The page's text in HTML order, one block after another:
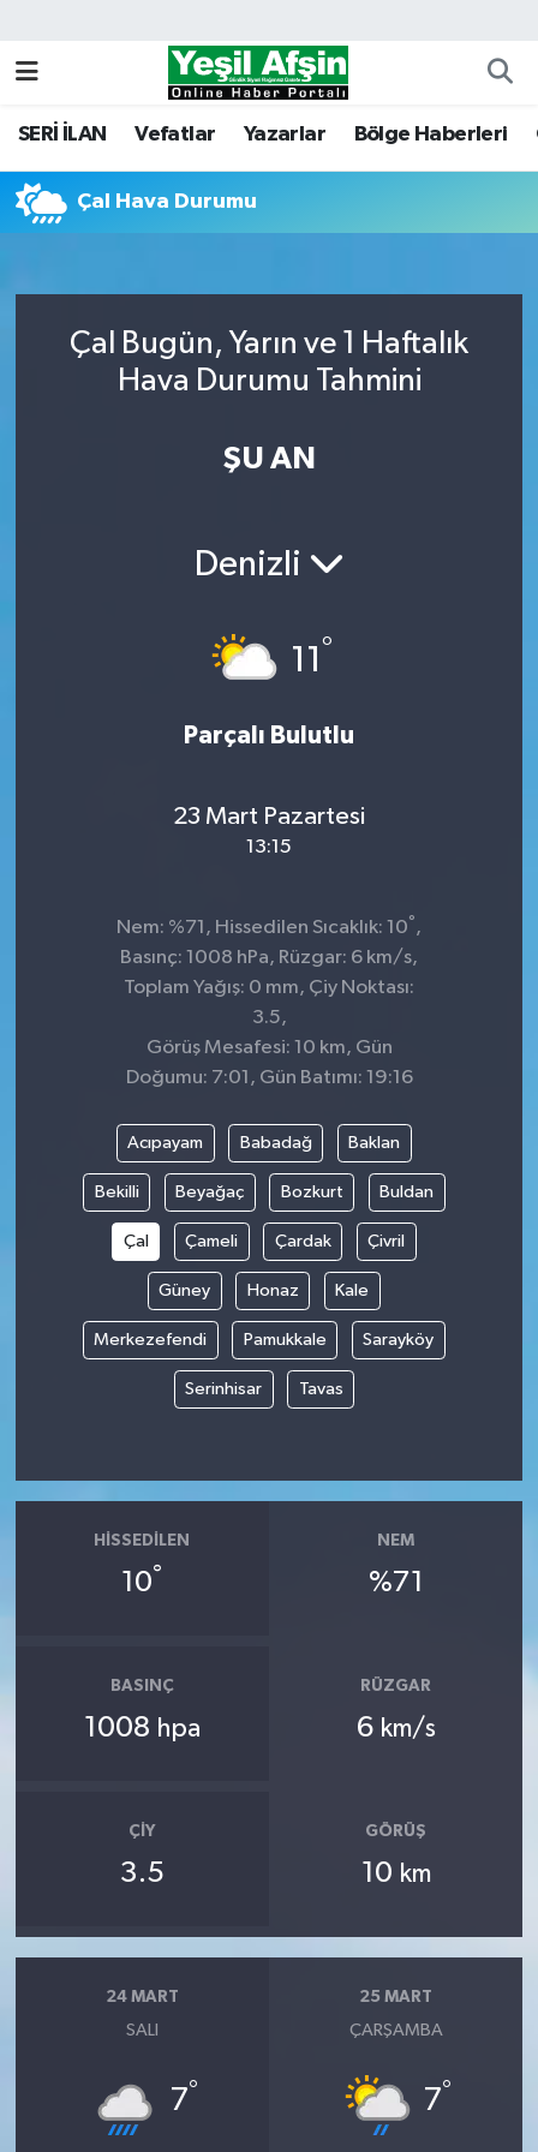
SERİ İLAN Vefatlar Yazarlar Bölge Haberleri
Çal Hava Durumu
Çal Bugün, Yarın ve 1 Haftalık
Hava Durumu Tahmini
ŞU AN
Denizli
11 °
Parçalı Bulutlu
23 Mart Pazartesi
13:15
Nem: %71, Hissedilen Sıcaklık: 10°,
Basınç: 1008 hPa, Rüzgar: 6 km/s,
Toplam Yağış: 0 mm, Çiy Noktası:
3.5,
Görüş Mesafesi: 10 km, Gün
Doğumu: 7:01, Gün Batımı: 19:16
Acıpayam Babadağ Baklan
Bekilli Beyağaç Bozkurt Buldan
Çal Çameli Çardak Çivril
Güney Honaz Kale
Merkezefendi Pamukkale Sarayköy
Serinhisar Tavas
HISSEDILEN
10°
NEM
%71
BASINÇ
1008 hpa
RÜZGAR
6 km/s
ÇIY
3.5
GÖRÜŞ
10 km
24 MART
SALI
7°
25 MART
ÇARŞAMBA
7°
Kahramanmaraş Nöbetçi Eczaneler
Kahramanmaraş Namaz Vakitleri
Süper Lig Puan Durumu ve Fikstür
Tüm Manşetler
Son Dakika Haberleri